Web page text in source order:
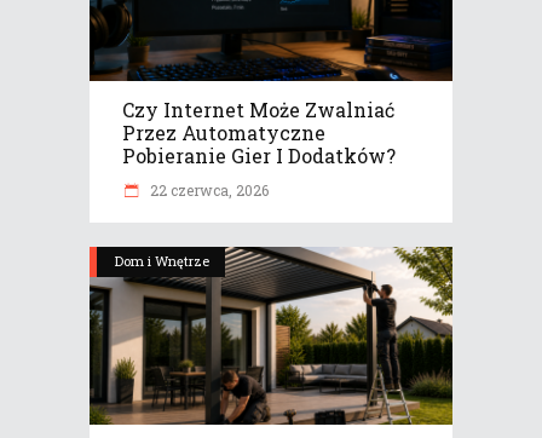
Czy Internet Może Zwalniać
Przez Automatyczne
Pobieranie Gier I Dodatków?
22 czerwca, 2026
Dom i Wnętrze